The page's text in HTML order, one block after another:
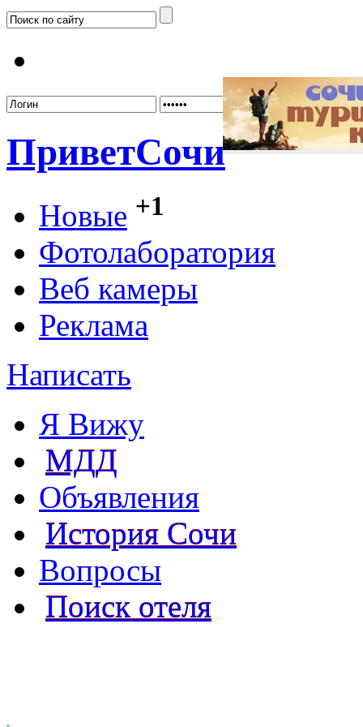
ПриветСочи
Новые +1
Фотолаборатория
Веб камеры
Реклама
Написать
Я Вижу
МДД
Объявления
История Сочи
Вопросы
Поиск отеля